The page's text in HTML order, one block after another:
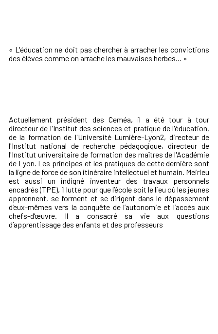
« L'éducation ne doit pas chercher à arracher les convictions
des élèves comme on arrache les mauvaises herbes... »
Actuellement président des Ceméa, il a été tour à tour
directeur de l'Institut des sciences et pratique de l'éducation,
de la formation de l'Université Lumière-Lyon2, directeur de
l'Institut national de recherche pédagogique, directeur de
l'Institut universitaire de formation des maîtres de l'Académie
de Lyon. Les principes et les pratiques de cette dernière sont
la ligne de force de son itinéraire intellectuel et humain. Meirieu
est aussi un indigné inventeur des travaux personnels
encadrés (TPE), il lutte pour que l’école soit le lieu où les jeunes
apprennent, se forment et se dirigent dans le dépassement
d’eux-mêmes vers la conquête de l’autonomie et l’accès aux
chefs-d’œuvre. Il a consacré sa vie aux questions
d’apprentissage des enfants et des professeurs